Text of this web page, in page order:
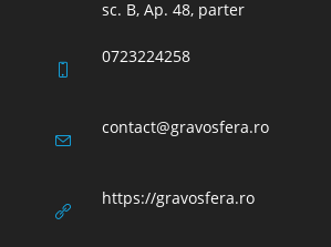
sc. B, Ap. 48, parter
0723224258
contact@gravosfera.roOpens
https://gravosfera.ro